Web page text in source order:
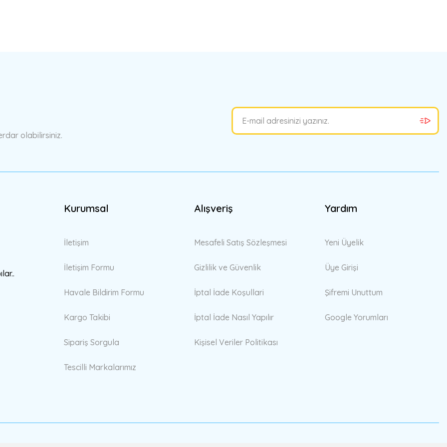
olabilirsiniz.
Kurumsal
İletişim
İletişim Formu
Havale Bildirim Formu
Kargo Takibi
Sipariş Sorgula
Tescilli Markalarımız
Alışveriş
Mesafeli Satış Sözleşmesi
Gizlilik ve Güvenlik
İptal İade Koşullari
İptal İade Nasıl Yapılır
Kişisel Veriler Politikası
Yardım
Yeni Üyelik
Üye Girişi
Şifremi Unuttum
Google Yorumları